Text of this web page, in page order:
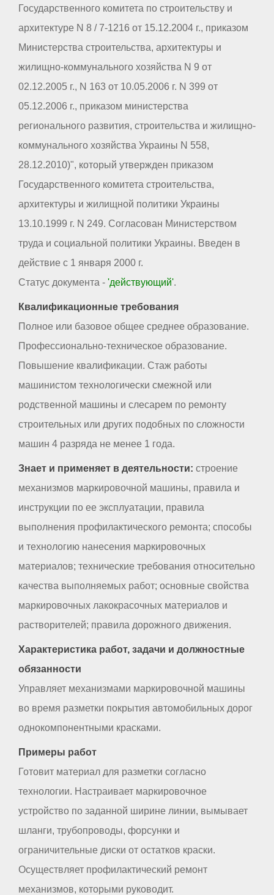
Государственного комитета по строительству и
архитектуре N 8 / 7-1216 от 15.12.2004 г., приказом
Министерства строительства, архитектуры и
жилищно-коммунального хозяйства N 9 от
02.12.2005 г., N 163 от 10.05.2006 г. N 399 от
05.12.2006 г., приказом министерства
регионального развития, строительства и жилищно-
коммунального хозяйства Украины N 558,
28.12.2010)", который утвержден приказом
Государственного комитета строительства,
архитектуры и жилищной политики Украины
13.10.1999 г. N 249. Согласован Министерством
труда и социальной политики Украины. Введен в
действие с 1 января 2000 г.
Статус документа - 'действующий'.
Квалификационные требования
Полное или базовое общее среднее образование.
Профессионально-техническое образование.
Повышение квалификации. Стаж работы
машинистом технологически смежной или
родственной машины и слесарем по ремонту
строительных или других подобных по сложности
машин 4 разряда не менее 1 года.
Знает и применяет в деятельности: строение
механизмов маркировочной машины, правила и
инструкции по ее эксплуатации, правила
выполнения профилактического ремонта; способы
и технологию нанесения маркировочных
материалов; технические требования относительно
качества выполняемых работ; основные свойства
маркировочных лакокрасочных материалов и
растворителей; правила дорожного движения.
Характеристика работ, задачи и должностные
обязанности
Управляет механизмами маркировочной машины
во время разметки покрытия автомобильных дорог
однокомпонентными красками.
Примеры работ
Готовит материал для разметки согласно
технологии. Настраивает маркировочное
устройство по заданной ширине линии, вымывает
шланги, трубопроводы, форсунки и
ограничительные диски от остатков краски.
Осуществляет профилактический ремонт
механизмов, которыми руководит.